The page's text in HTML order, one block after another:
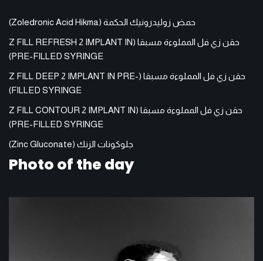
حمض زوليدرونيك الحكمة (Zoledronic Acid Hikma)
حقن زي فل المملوءة مسبقا (Z FILL REFRESH 2 IMPLANT IN
PRE-FILLED SYRINGE)
حقن زي فل المملوءة مسبقا (Z FILL DEEP 2 IMPLANT IN PRE-
FILLED SYRINGE)
حقن زي فل المملوءة مسبقا (Z FILL CONTOUR 2 IMPLANT IN
PRE-FILLED SYRINGE)
جلوكونات الزنك (Zinc Gluconate)
Photo of the day